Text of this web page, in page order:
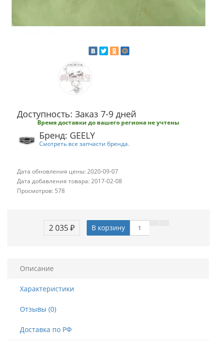
Доступность: Заказ 7-9 дней
Время доставки до вашего региона не учтены
Бренд: GEELY
Смотреть все запчасти бренда.
Дата обновления цены: 2020-09-07
Дата добавления товара: 2017-02-08
Просмотров: 578
2 035 ₽ В корзину
Описание
Характеристики
Отзывы (0)
Доставка по РФ